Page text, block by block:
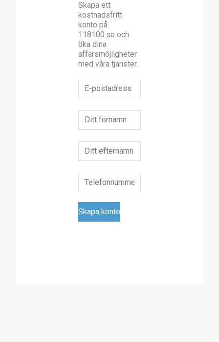
Skapa ett
kostnadsfritt
konto på
118100.se och
öka dina
affärsmöjligheter
med våra tjänster.